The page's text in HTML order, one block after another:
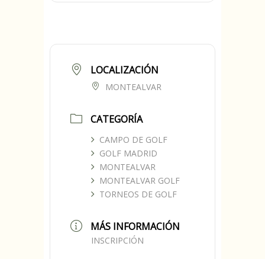
LOCALIZACIÓN
MONTEALVAR
CATEGORÍA
CAMPO DE GOLF
GOLF MADRID
MONTEALVAR
MONTEALVAR GOLF
TORNEOS DE GOLF
MÁS INFORMACIÓN
INSCRIPCIÓN